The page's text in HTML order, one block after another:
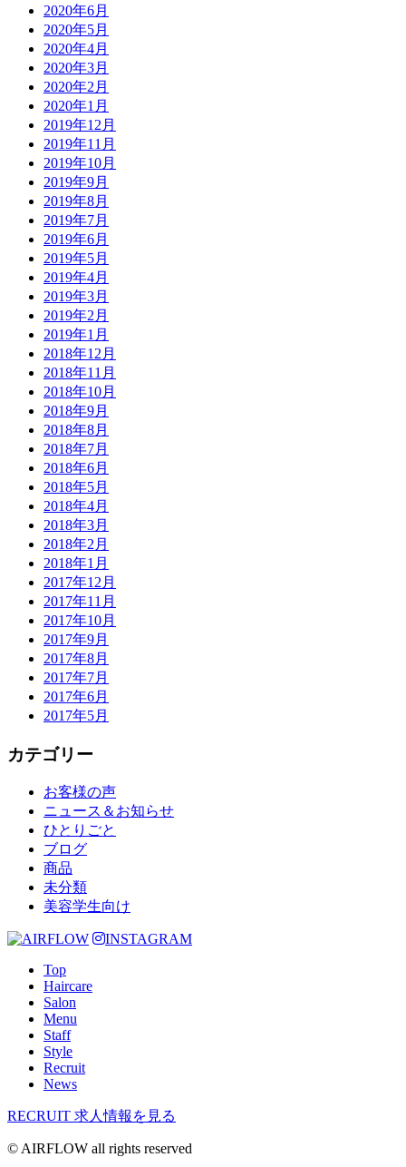
2020年6月
2020年5月
2020年4月
2020年3月
2020年2月
2020年1月
2019年12月
2019年11月
2019年10月
2019年9月
2019年8月
2019年7月
2019年6月
2019年5月
2019年4月
2019年3月
2019年2月
2019年1月
2018年12月
2018年11月
2018年10月
2018年9月
2018年8月
2018年7月
2018年6月
2018年5月
2018年4月
2018年3月
2018年2月
2018年1月
2017年12月
2017年11月
2017年10月
2017年9月
2017年8月
2017年7月
2017年6月
2017年5月
カテゴリー
お客様の声
ニュース＆お知らせ
ひとりごと
ブログ
商品
未分類
美容学生向け
INSTAGRAM
Top
Haircare
Salon
Menu
Staff
Style
Recruit
News
RECRUIT 求人情報を見る
© AIRFLOW all rights reserved